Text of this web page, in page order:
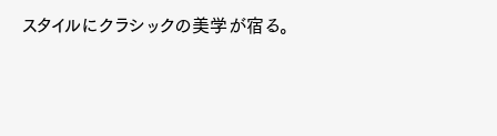
スタイルにクラシックの美学が宿る。